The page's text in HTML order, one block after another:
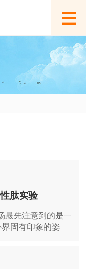
肽实验
最先注意到的是一
固有印象的姿